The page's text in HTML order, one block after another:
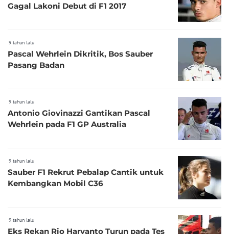
Gagal Lakoni Debut di F1 2017
9 tahun lalu
Pascal Wehrlein Dikritik, Bos Sauber
Pasang Badan
9 tahun lalu
Antonio Giovinazzi Gantikan Pascal
Wehrlein pada F1 GP Australia
9 tahun lalu
Sauber F1 Rekrut Pebalap Cantik untuk
Kembangkan Mobil C36
9 tahun lalu
Eks Rekan Rio Haryanto Turun pada Tes